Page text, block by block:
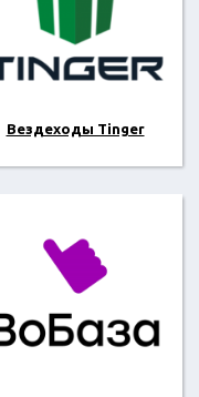
Вездеходы Tinger